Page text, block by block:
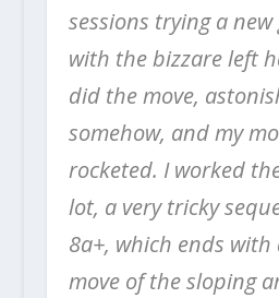
sessions trying a
with the bizzare left
did the move,
somehow, and my
rocketed. I worked
lot, a very tricky
8a+, which ends with
move of the sloping